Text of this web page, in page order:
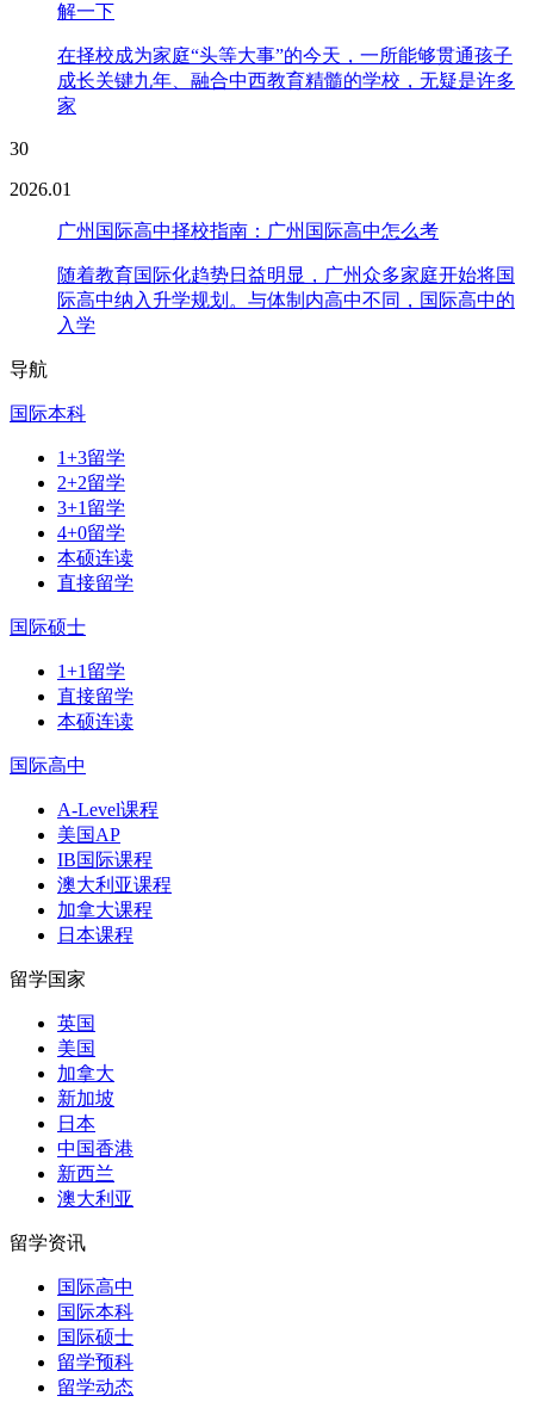
解一下
在择校成为家庭“头等大事”的今天，一所能够贯通孩子
成长关键九年、融合中西教育精髓的学校，无疑是许多
家
30
2026.01
广州国际高中择校指南：广州国际高中怎么考
随着教育国际化趋势日益明显，广州众多家庭开始将国
际高中纳入升学规划。与体制内高中不同，国际高中的
入学
导航
国际本科
1+3留学
2+2留学
3+1留学
4+0留学
本硕连读
直接留学
国际硕士
1+1留学
直接留学
本硕连读
国际高中
A-Level课程
美国AP
IB国际课程
澳大利亚课程
加拿大课程
日本课程
留学国家
英国
美国
加拿大
新加坡
日本
中国香港
新西兰
澳大利亚
留学资讯
国际高中
国际本科
国际硕士
留学预科
留学动态